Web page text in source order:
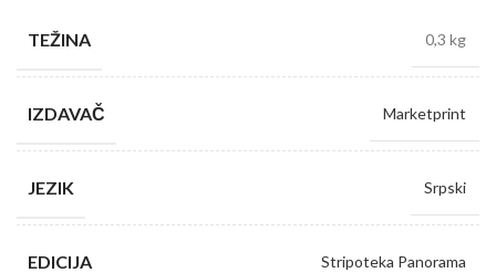
TEŽINA 0,3 kg
IZDAVAČ Marketprint
JEZIK Srpski
EDICIJA Stripoteka Panorama